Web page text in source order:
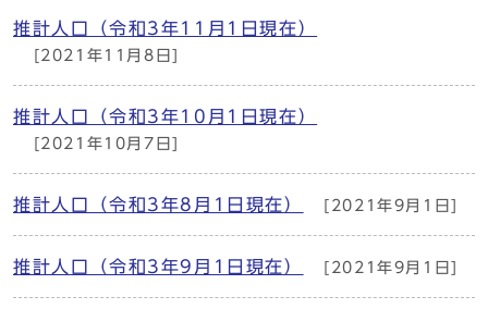
推計人口（令和3年11月1日現在）
[2021年11月8日]
推計人口（令和3年10月1日現在）
[2021年10月7日]
推計人口（令和3年8月1日現在） [2021年9月1日]
推計人口（令和3年9月1日現在） [2021年9月1日]